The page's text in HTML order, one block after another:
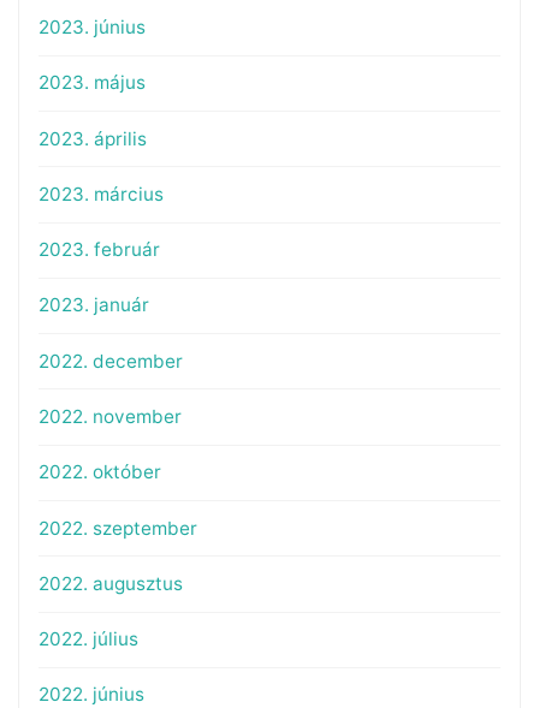
2023. június
2023. május
2023. április
2023. március
2023. február
2023. január
2022. december
2022. november
2022. október
2022. szeptember
2022. augusztus
2022. július
2022. június